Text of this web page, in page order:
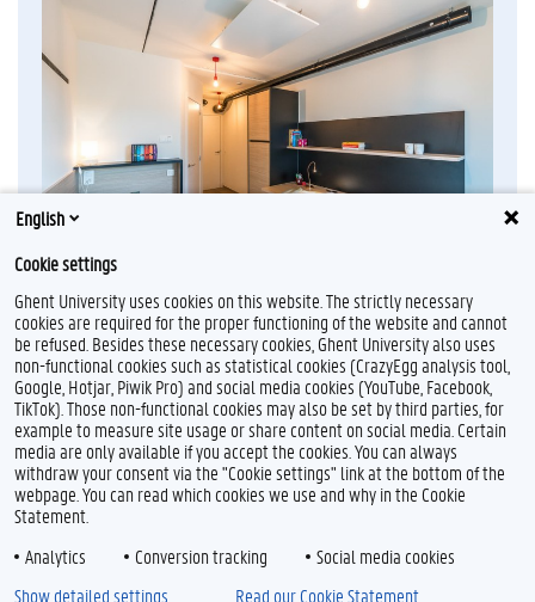
F
a
c
e
b
o
o
k
L
i
n
k
e
d
I
Y
o
u
T
u
b
e
I
n
s
t
a
g
r
Feedback
Privacy
Disclaimer
Toegankelijkheid
English
Cookie settings
Ghent University uses cookies on this website. The strictly necessary
cookies are required for the proper functioning of the website and cannot
be refused. Besides these necessary cookies, Ghent University also uses
non-functional cookies such as statistical cookies (CrazyEgg analysis tool,
Google, Hotjar, Piwik Pro) and social media cookies (YouTube, Facebook,
TikTok). Those non-functional cookies may also be set by third parties, for
example to measure site usage or share content on social media. Certain
media are only available if you accept the cookies. You can always
withdraw your consent via the "Cookie settings" link at the bottom of the
webpage. You can read which cookies we use and why in the Cookie
Statement.
Analytics
Conversion tracking
Social media cookies
Show detailed settings
Read our Cookie Statement.